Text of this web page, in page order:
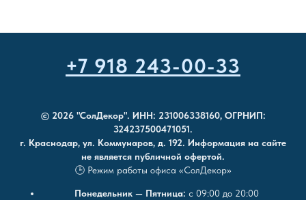
+7 918 243-00-33
© 2026 "СолДекор". ИНН: 231006338160, ОГРНИП:
324237500471051.
г. Краснодар, ул. Коммунаров, д. 192. Информация на сайте
не является публичной офертой.
🕒 Режим работы офиса «СолДекор»
Понедельник — Пятница: с 09:00 до 20:00